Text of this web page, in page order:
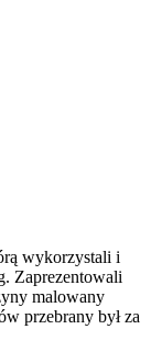
wykorzystali i
Zaprezentowali
malowany
przebrany był za